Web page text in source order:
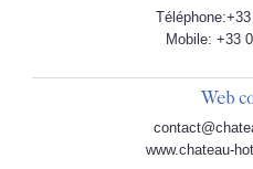
Mobile: +33
Web
www.chateau-